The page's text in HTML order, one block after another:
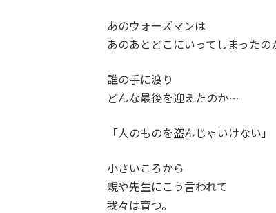
あのウォーズマンは
あのあとどこにいってしまったの
誰の手に渡り
どんな最後を迎えたのか…
「人のものを盗んじゃいけない」
小さいころから
親や先生にこう言われて
我々は育つ。